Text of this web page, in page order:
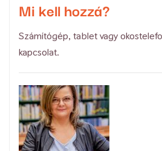
Mi kell hozzá?
Számítógép, tablet vagy
kapcsolat.